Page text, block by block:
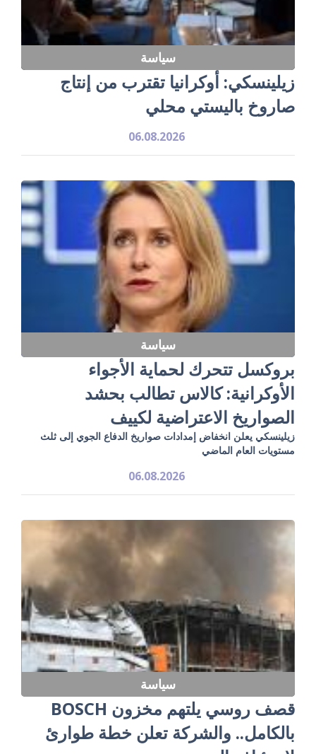
سياسة
زيلينسكي: أوكرانيا تقترب من إنتاج
صاروخ باليستي محلي
06.08.2026
سياسة
بروكسل تتحرك لحماية الأجواء
الأوكرانية: كالاس تطالب بحشد
الصواريخ الاعتراضية لكييف
زيلينسكي يعلن انخفاض إمدادات صواريخ الدفاع الجوي إلى ثلث
مستويات العام الماضي
06.08.2026
سياسة
قصف روسي يلتهم مخزون BOSCH
بالكامل.. والشركة تعلن خطة طوارئ